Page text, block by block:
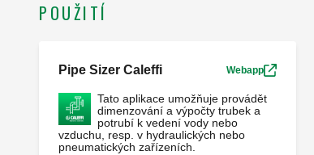
POUŽITÍ
Pipe Sizer Caleffi Webapp
Tato aplikace umožňuje provádět
dimenzování a výpočty trubek a
potrubí k vedení vody nebo
vzduchu, resp. v hydraulických nebo
pneumatických zařízeních.